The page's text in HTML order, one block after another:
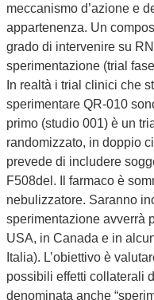
meccanismo d’azione e
appartenenza. Un
grado di intervenire su
sperimentazione (trial
In realtà i trial clinici che
sperimentare QR-010
primo (studio 001) è un
randomizzato, in doppio
prevede di includere
F508del. Il farmaco è
nebulizzatore. Saranno
sperimentazione avverrà
USA, in Canada e in
Italia). L’obiettivo è
possibili effetti collaterali
denominata anche